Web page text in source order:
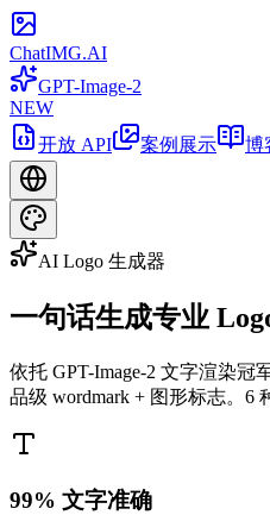
ChatIMG.AI
GPT-Image-2
NEW
开放 API
案例展示 博
AI Logo 生成器
一句话生成专业
依托 GPT-Image-2 文字渲染冠
品级 wordmark + 图形标志。6
99% 文字准确